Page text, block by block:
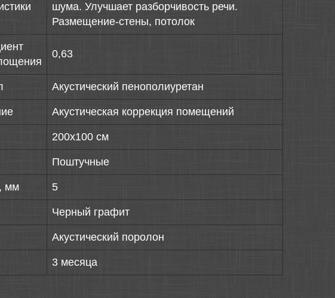
шума. Улучшает разборчивость речи.
Размещение-стены, потолок
0,63
Акустический пенополиуретан
Акустическая коррекция помещений
200х100 см
Поштучные
мм 5
Черный графит
Акустический поролон
3 месяца